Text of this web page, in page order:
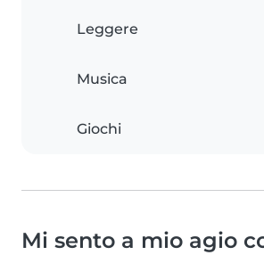
Leggere
Musica
Giochi
Mi sento a mio agio